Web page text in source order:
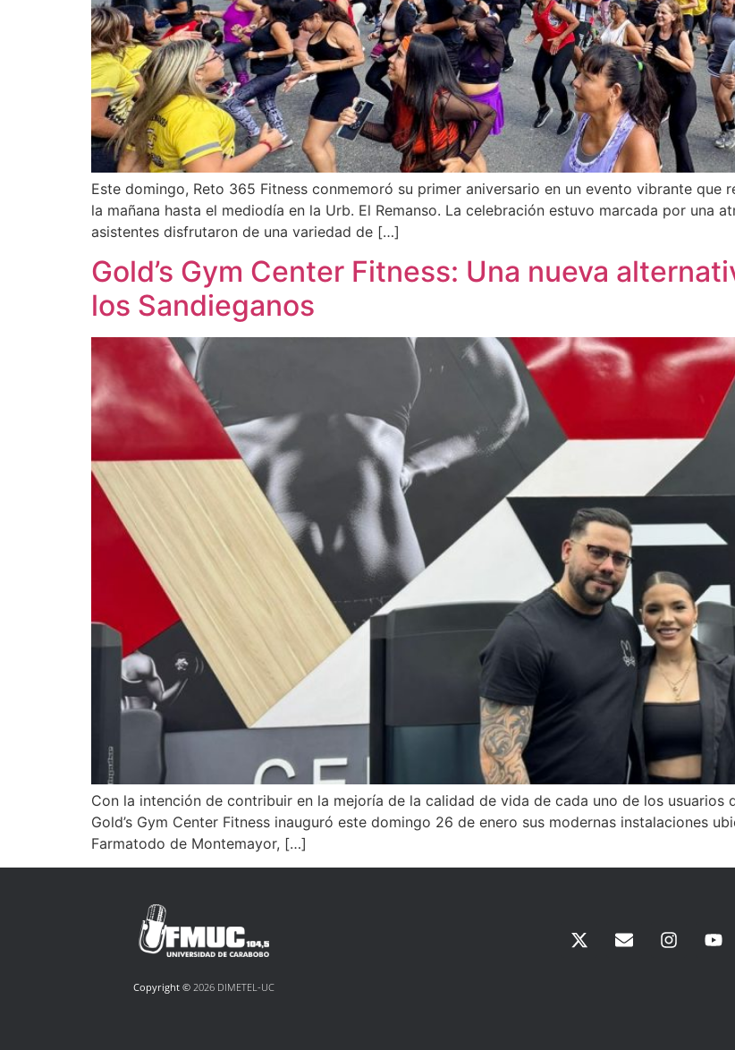
Este domingo, Reto 365 Fitness conmemoró su primer aniversario en un evento vibrante que
la mañana hasta el mediodía en la Urb. El Remanso. La celebración estuvo marcada por una
asistentes disfrutaron de una variedad de […]
Gold’s Gym Center Fitness: Una nueva
los Sandieganos
Con la intención de contribuir en la mejoría de la calidad de vida de cada uno de los usuarios
Gold’s Gym Center Fitness inauguró este domingo 26 de enero sus modernas instalaciones
Farmatodo de Montemayor, […]
Copyright ©2026 DIMETEL-UC